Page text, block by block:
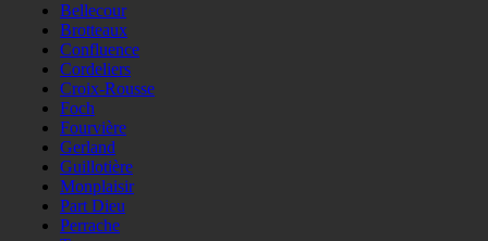
Bellecour
Brotteaux
Confluence
Cordeliers
Croix-Rousse
Foch
Fourvière
Gerland
Guillotière
Monplaisir
Part Dieu
Perrache